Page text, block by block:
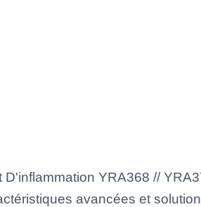
D'inflammation YRA368 //
avancées et